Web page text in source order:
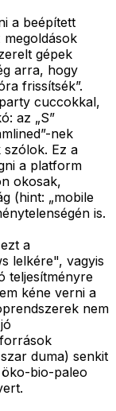
a beépített
gépek
arra, hogy
frissítsék”.
cuccokkal,
az „S”
nek
szólok. Ez a
a platform
okosak,
(hint: „mobile
is.
a
lelkére", vagyis
teljesítményre
kéne verni a
nem
duma) senkit
bio-paleo